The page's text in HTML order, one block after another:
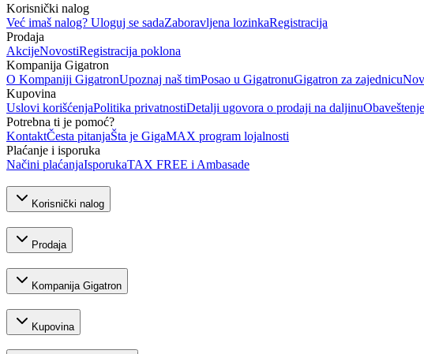
Korisnički nalog
Već imaš nalog? Uloguj se sadaZaboravljena lozinkaRegistracija
Prodaja
AkcijeNovostiRegistracija poklona
Kompanija Gigatron
O Kompaniji GigatronUpoznaj naš timPosao u GigatronuGigatron za zajednicu
Kupovina
Uslovi korišćenjaPolitika privatnostiDetalji ugovora o prodaji na daljinu
Potrebna ti je pomoć?
KontaktČesta pitanjaŠta je GigaMAX program lojalnosti
Plaćanje i isporuka
Načini plaćanjaIsporukaTAX FREE i Ambasade
Korisnički nalog
Prodaja
Kompanija Gigatron
Kupovina